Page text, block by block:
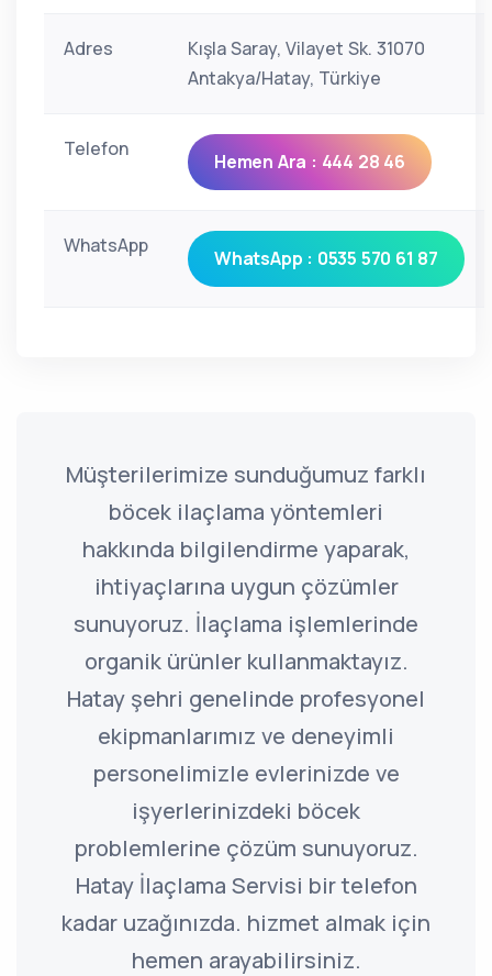
Adres
Kışla Saray, Vilayet Sk. 31070
Antakya/Hatay, Türkiye
Telefon
Hemen Ara : 444 28 46
WhatsApp
WhatsApp : 0535 570 61 87
Müşterilerimize sunduğumuz farklı
böcek ilaçlama yöntemleri
hakkında bilgilendirme yaparak,
ihtiyaçlarına uygun çözümler
sunuyoruz. İlaçlama işlemlerinde
organik ürünler kullanmaktayız.
Hatay şehri genelinde profesyonel
ekipmanlarımız ve deneyimli
personelimizle evlerinizde ve
işyerlerinizdeki böcek
problemlerine çözüm sunuyoruz.
Hatay İlaçlama Servisi bir telefon
kadar uzağınızda. hizmet almak için
hemen arayabilirsiniz.